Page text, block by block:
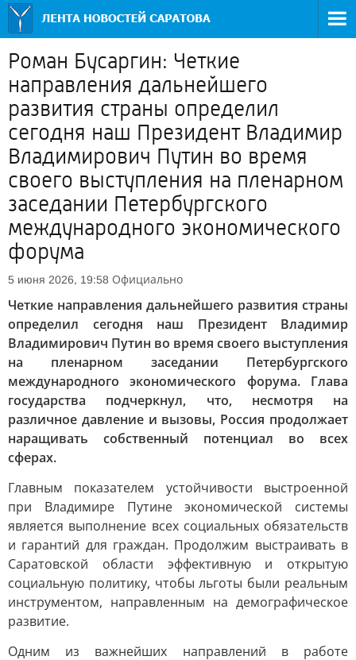
Роман Бусаргин: Четкие
направления дальнейшего
развития страны определил
сегодня наш Президент Владимир
Владимирович Путин во время
своего выступления на пленарном
заседании Петербургского
международного экономического
форума
5 июня 2026, 19:58 Официально
Четкие направления дальнейшего развития страны
определил сегодня наш Президент Владимир
Владимирович Путин во время своего выступления
на пленарном заседании Петербургского
международного экономического форума. Глава
государства подчеркнул, что, несмотря на
различное давление и вызовы, Россия продолжает
наращивать собственный потенциал во всех
сферах.
Главным показателем устойчивости выстроенной
при Владимире Путине экономической системы
является выполнение всех социальных обязательств
и гарантий для граждан. Продолжим выстраивать в
Саратовской области эффективную и открытую
социальную политику, чтобы льготы были реальным
инструментом, направленным на демографическое
развитие.
Одним из важнейших направлений в работе